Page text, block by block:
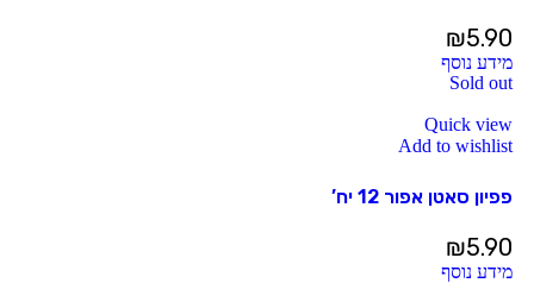
₪5.90
מידע נוסף
Sold out
Quick view
Add to wishlist
פפיון סאטן אפור 12 יח’
₪5.90
מידע נוסף